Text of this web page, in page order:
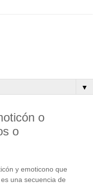
▼
o
o
y emoticono que
es una secuencia de